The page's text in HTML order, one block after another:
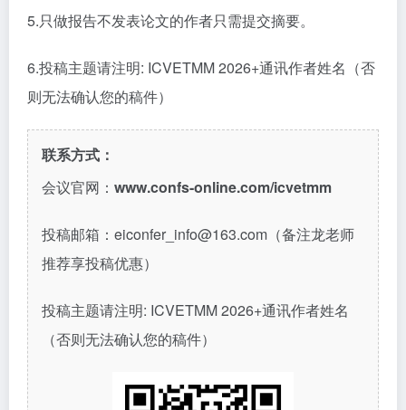
5.只做报告不发表论文的作者只需提交摘要。
6.投稿主题请注明: ICVETMM 2026+通讯作者姓名（否
则无法确认您的稿件）
联系方式：
会议官网： www.confs-online.com/icvetmm
投稿邮箱： eiconfer_info@163.com（备注龙老师
推荐享投稿优惠）
投稿主题请注明: ICVETMM 2026+通讯作者姓名
（否则无法确认您的稿件）